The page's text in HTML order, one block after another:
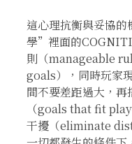
這心理抗衡與妥協
學”裡面的
則（manageable
goals），同時玩家
間不要差距過大，
（goals that fit
干擾（eliminate